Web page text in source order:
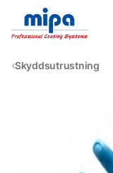
Skyddsutrustning